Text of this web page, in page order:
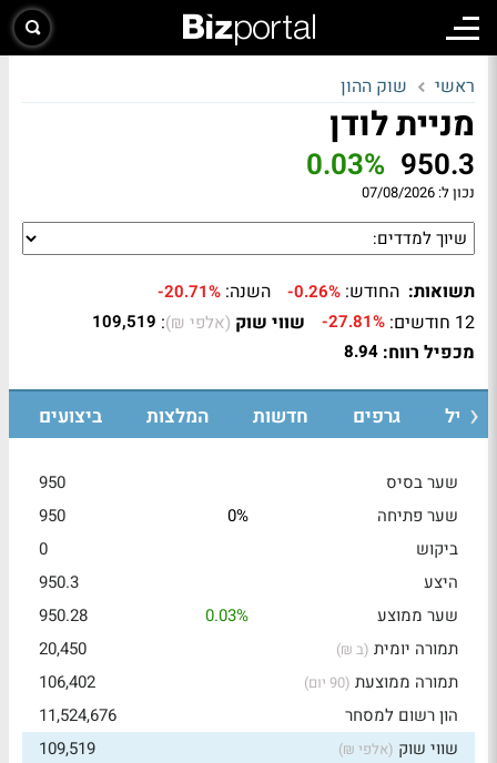
ראשי שוק ההון
מניית לודן
950.3
0.03%
נכון ל: 07/08/2026
תשואות: החודש: -0.26% השנה: -20.71%
12 חודשים: -27.81% שווי שוק (אלפי ₪):
109,519
מכפיל רווח: 8.94
גרפים חדשות המלצות ביצועים
שער בסיס
950
שער פתיחה
0%
950
ביקוש
0
היצע
950.3
שער ממוצע
0.03%
950.28
תמורה יומית (ב ₪)
20,450
תמורה ממוצעת (90 יום)
106,402
הון רשום למסחר
11,524,676
שווי שוק (אלפי ₪)
109,519